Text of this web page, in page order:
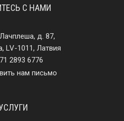
С НАМИ
д. 87,
LV-1011, Латвия
2893 6776
нам письмо